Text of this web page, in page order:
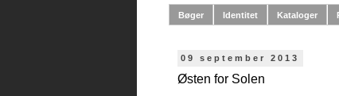
Bøger Identitet Kataloger
09 september 2013
Østen for Solen